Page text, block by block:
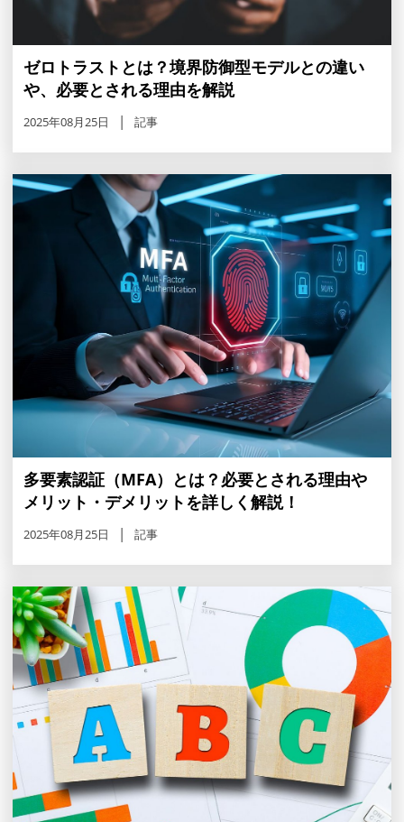
ゼロトラストとは？境界防御型モデルとの違い
や、必要とされる理由を解説
2025年08月25日 記事
多要素認証（MFA）とは？必要とされる理由や
メリット・デメリットを詳しく解説！
2025年08月25日 記事